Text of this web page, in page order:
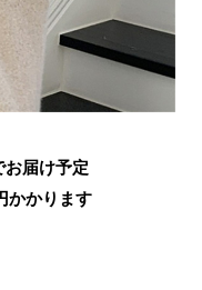
お届け予定
かかります